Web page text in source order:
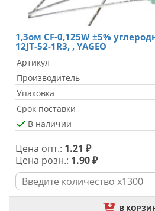
1,3ом CF-0,125W ±5%
12JT-52-1R3, , YAGEO
Артикул
Производитель
Упаковка
Срок поставки
В наличии
Цена опт.: 1.21 ₽
Цена розн.: 1.90 ₽
В